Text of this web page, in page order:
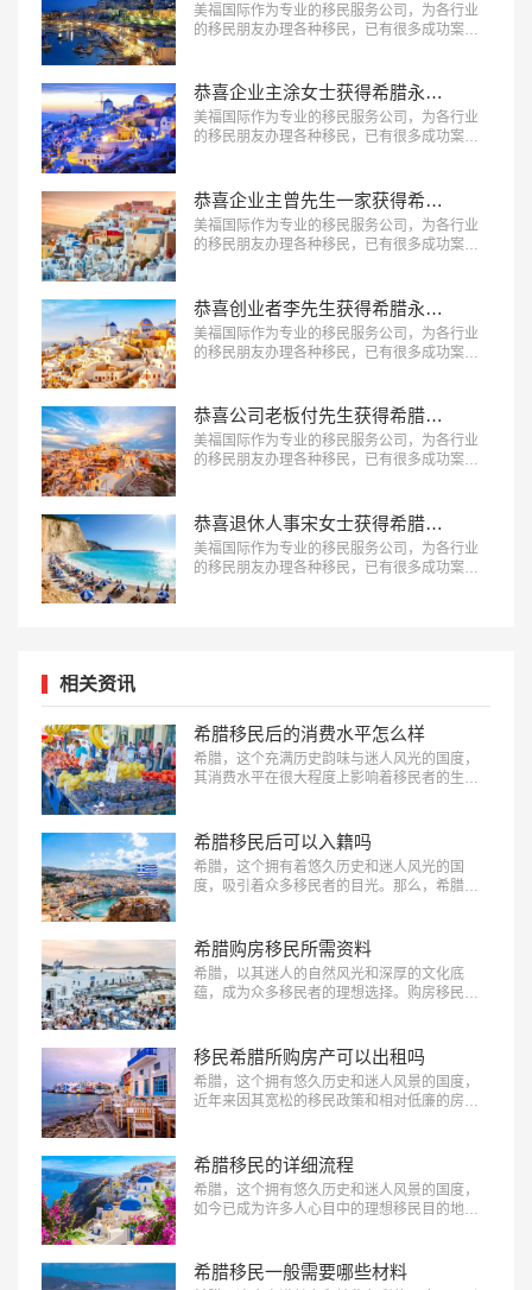
美福国际作为专业的移民服务公司，为各行业
的移民朋友办理各种移民，已有很多成功案
恭喜企业主涂女士获得希腊永久居留权！
美福国际作为专业的移民服务公司，为各行业
的移民朋友办理各种移民，已有很多成功案
恭喜企业主曾先生一家获得希腊永久居留权！
美福国际作为专业的移民服务公司，为各行业
的移民朋友办理各种移民，已有很多成功案
恭喜创业者李先生获得希腊永久居留权！
美福国际作为专业的移民服务公司，为各行业
的移民朋友办理各种移民，已有很多成功案
恭喜公司老板付先生获得希腊永久居留权！
美福国际作为专业的移民服务公司，为各行业
的移民朋友办理各种移民，已有很多成功案
恭喜退休人事宋女士获得希腊永久居留权！
美福国际作为专业的移民服务公司，为各行业
的移民朋友办理各种移民，已有很多成功案
相关资讯
希腊移民后的消费水平怎么样
希腊，这个充满历史韵味与迷人风光的国度，
其消费水平在很大程度上影响着移民者的生活
新生活至关重要。“希腊移民后的消费水平怎么
样？”这是每一位打算移民希腊或者已经迈出这
一步的人都极为关注的问题，下面美福国际为
大家简单汇总。…
希腊移民后可以入籍吗
希腊，这个拥有着悠久历史和迷人风光的国
度，吸引着众多移民者的目光。那么，希腊移
看都需要什么条件吧。…
希腊购房移民所需资料
希腊，以其迷人的自然风光和深厚的文化底
蕴，成为众多移民者的理想选择。购房移民政
面美福国际为大家详细解析，助您顺利启程。
…
移民希腊所购房产可以出租吗
希腊，这个拥有悠久历史和迷人风景的国度，
近年来因其宽松的移民政策和相对低廉的房
房产获得居留权。那么，移民希腊所购房产可
以出租吗？下面美福国际为大家详细解析这一
问题。…
希腊移民的详细流程
希腊，这个拥有悠久历史和迷人风景的国度，
如今已成为许多人心目中的理想移民目的地。
流程，帮助您更好地了解并顺利实现希腊移民
的目标。…
希腊移民一般需要哪些材料